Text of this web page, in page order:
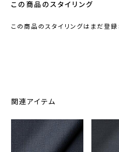
この商品のスタイリング
この商品のスタイリングはまだ登録
関連アイテム